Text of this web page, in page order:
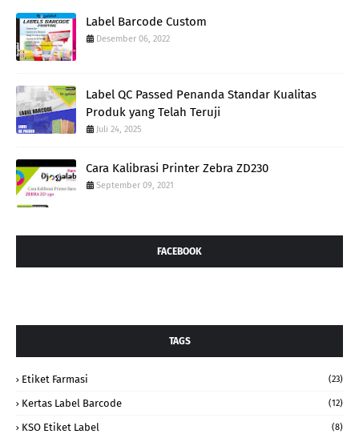
Label Barcode Custom
Desember 06, 2022
Label QC Passed Penanda Standar Kualitas
Produk yang Telah Teruji
Juli 24, 2025
Cara Kalibrasi Printer Zebra ZD230
September 09, 2021
FACEBOOK
TAGS
Etiket Farmasi (23)
Kertas Label Barcode (12)
KSO Etiket Label (8)